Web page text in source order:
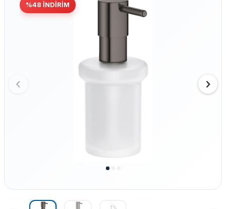
%48 İNDIRIM